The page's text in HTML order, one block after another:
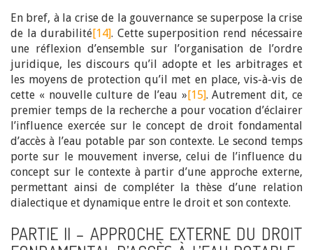
En bref, à la crise de la gouvernance se superpose la crise
de la durabilité[14]. Cette superposition rend nécessaire
une réflexion d’ensemble sur l’organisation de l’ordre
juridique, les discours qu’il adopte et les arbitrages et
les moyens de protection qu’il met en place, vis-à-vis de
cette « nouvelle culture de l’eau »[15]. Autrement dit, ce
premier temps de la recherche a pour vocation d’éclairer
l’influence exercée sur le concept de droit fondamental
d’accès à l’eau potable par son contexte. Le second temps
porte sur le mouvement inverse, celui de l’influence du
concept sur le contexte à partir d’une approche externe,
permettant ainsi de compléter la thèse d’une relation
dialectique et dynamique entre le droit et son contexte.
PARTIE II – APPROCHE EXTERNE DU DROIT